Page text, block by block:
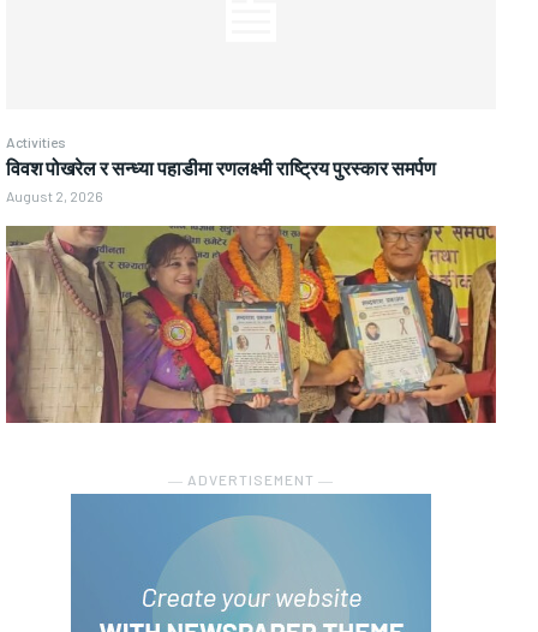
Activities
विवश पोखरेल र सन्ध्या पहाडीमा रणलक्ष्मी राष्ट्रिय पुरस्कार समर्पण
August 2, 2026
― ADVERTISEMENT ―